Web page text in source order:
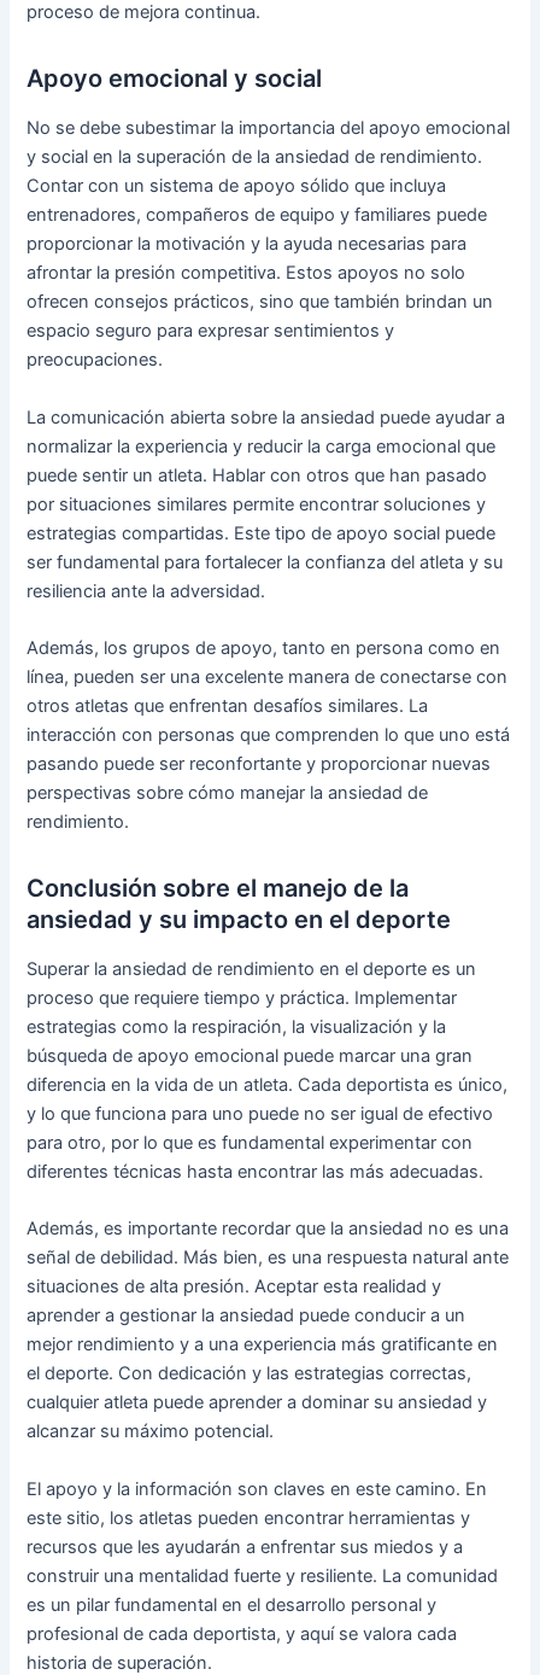
proceso de mejora continua.
Apoyo emocional y social
No se debe subestimar la importancia del apoyo emocional
y social en la superación de la ansiedad de rendimiento.
Contar con un sistema de apoyo sólido que incluya
entrenadores, compañeros de equipo y familiares puede
proporcionar la motivación y la ayuda necesarias para
afrontar la presión competitiva. Estos apoyos no solo
ofrecen consejos prácticos, sino que también brindan un
espacio seguro para expresar sentimientos y
preocupaciones.
La comunicación abierta sobre la ansiedad puede ayudar a
normalizar la experiencia y reducir la carga emocional que
puede sentir un atleta. Hablar con otros que han pasado
por situaciones similares permite encontrar soluciones y
estrategias compartidas. Este tipo de apoyo social puede
ser fundamental para fortalecer la confianza del atleta y su
resiliencia ante la adversidad.
Además, los grupos de apoyo, tanto en persona como en
línea, pueden ser una excelente manera de conectarse con
otros atletas que enfrentan desafíos similares. La
interacción con personas que comprenden lo que uno está
pasando puede ser reconfortante y proporcionar nuevas
perspectivas sobre cómo manejar la ansiedad de
rendimiento.
Conclusión sobre el manejo de la
ansiedad y su impacto en el deporte
Superar la ansiedad de rendimiento en el deporte es un
proceso que requiere tiempo y práctica. Implementar
estrategias como la respiración, la visualización y la
búsqueda de apoyo emocional puede marcar una gran
diferencia en la vida de un atleta. Cada deportista es único,
y lo que funciona para uno puede no ser igual de efectivo
para otro, por lo que es fundamental experimentar con
diferentes técnicas hasta encontrar las más adecuadas.
Además, es importante recordar que la ansiedad no es una
señal de debilidad. Más bien, es una respuesta natural ante
situaciones de alta presión. Aceptar esta realidad y
aprender a gestionar la ansiedad puede conducir a un
mejor rendimiento y a una experiencia más gratificante en
el deporte. Con dedicación y las estrategias correctas,
cualquier atleta puede aprender a dominar su ansiedad y
alcanzar su máximo potencial.
El apoyo y la información son claves en este camino. En
este sitio, los atletas pueden encontrar herramientas y
recursos que les ayudarán a enfrentar sus miedos y a
construir una mentalidad fuerte y resiliente. La comunidad
es un pilar fundamental en el desarrollo personal y
profesional de cada deportista, y aquí se valora cada
historia de superación.